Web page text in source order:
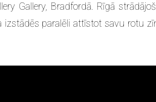
Gallery, Bradfordā. Rīgā
izstādēs paralēli attīstot savu rotu